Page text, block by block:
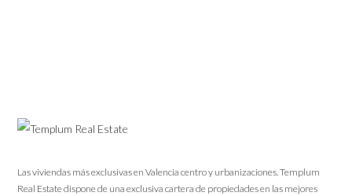
Las viviendas más exclusivas en Valencia centro y urbanizaciones. Templum
Real Estate dispone de una exclusiva cartera de propiedades en las mejores